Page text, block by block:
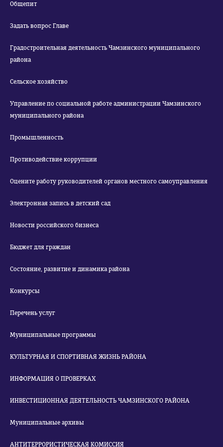
Общепит
Задать вопрос Главе
Градостроительная деятельность Чамзинского муниципального
района
Сельское хозяйство
Управление по социальной работе администрации Чамзинского
муниципального района
Промышленность
Противодействие коррупции
Оцените работу руководителей органов местного самоуправления
Электронная запись в детский сад
Новости российского бизнеса
Бюджет для граждан
Состояние, развитие и динамика района
Конкурсы
Перечень услуг
Муниципальные программы
КУЛЬТУРНАЯ И СПОРТИВНАЯ ЖИЗНЬ РАЙОНА
ИНФОРМАЦИЯ О ПРОВЕРКАХ
ИНВЕСТИЦИОННАЯ ДЕЯТЕЛЬНОСТЬ ЧАМЗИНСКОГО РАЙОНА
Муниципальные архивы
АНТИТЕРРОРИСТИЧЕСКАЯ КОМИССИЯ